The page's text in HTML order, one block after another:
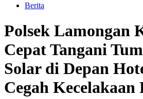
Berita
Polsek Lamongan
Cepat Tangani
Solar di Depan
Cegah Kecelakaan